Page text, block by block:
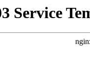
Service